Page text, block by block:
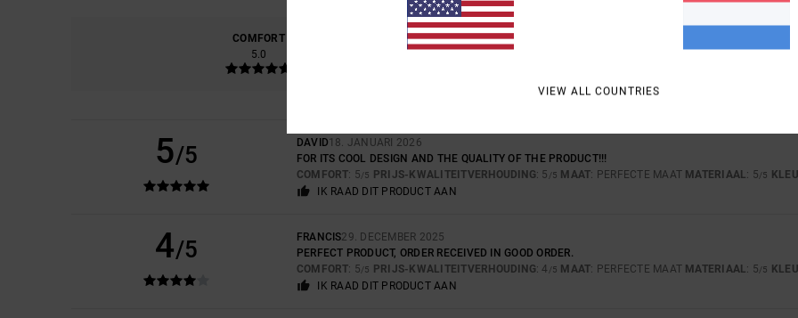
COMFORT
5.0
PRIJS-KWALITEITVERHOUDING
5/5 DAVID18. JANUARI 2026
FOR ITS COOL DESIGN AND THE QUALITY OF THE PRODUCT!!!
COMFORT: 5/5 PRIJS-KWALITEITVERHOUDING: 5 /5 MAAT: PERFECTE MAAT MATERIAAL: 5/5
IK RAAD DIT PRODUCT AAN
4/5 FRANCIS29. DECEMBER 2025
PERFECT PRODUCT, ORDER RECEIVED IN GOOD ORDER.
COMFORT: 5/5 PRIJS-KWALITEITVERHOUDING: 4 /5 MAAT: PERFECTE MAAT MATERIAAL: 5/5
IK RAAD DIT PRODUCT AAN
VIEW ALL COUNTRIES